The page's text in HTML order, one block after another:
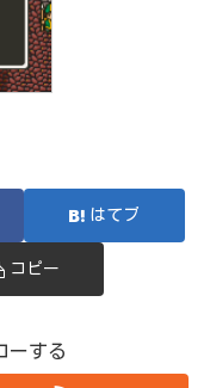
はてブ
コピー
ーする